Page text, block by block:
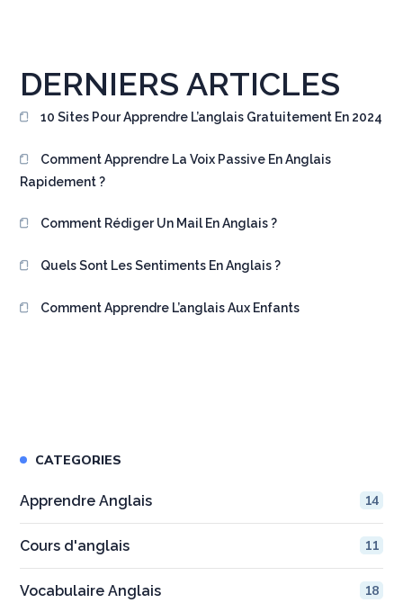
DERNIERS ARTICLES
10 Sites Pour Apprendre L’anglais Gratuitement En 2024
Comment Apprendre La Voix Passive En Anglais
Rapidement ?
Comment Rédiger Un Mail En Anglais ?
Quels Sont Les Sentiments En Anglais ?
Comment Apprendre L’anglais Aux Enfants
CATEGORIES
Apprendre Anglais 14
Cours d'anglais 11
Vocabulaire Anglais 18